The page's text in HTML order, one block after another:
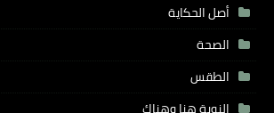
أصل الحكاية
الصحة
الطقس